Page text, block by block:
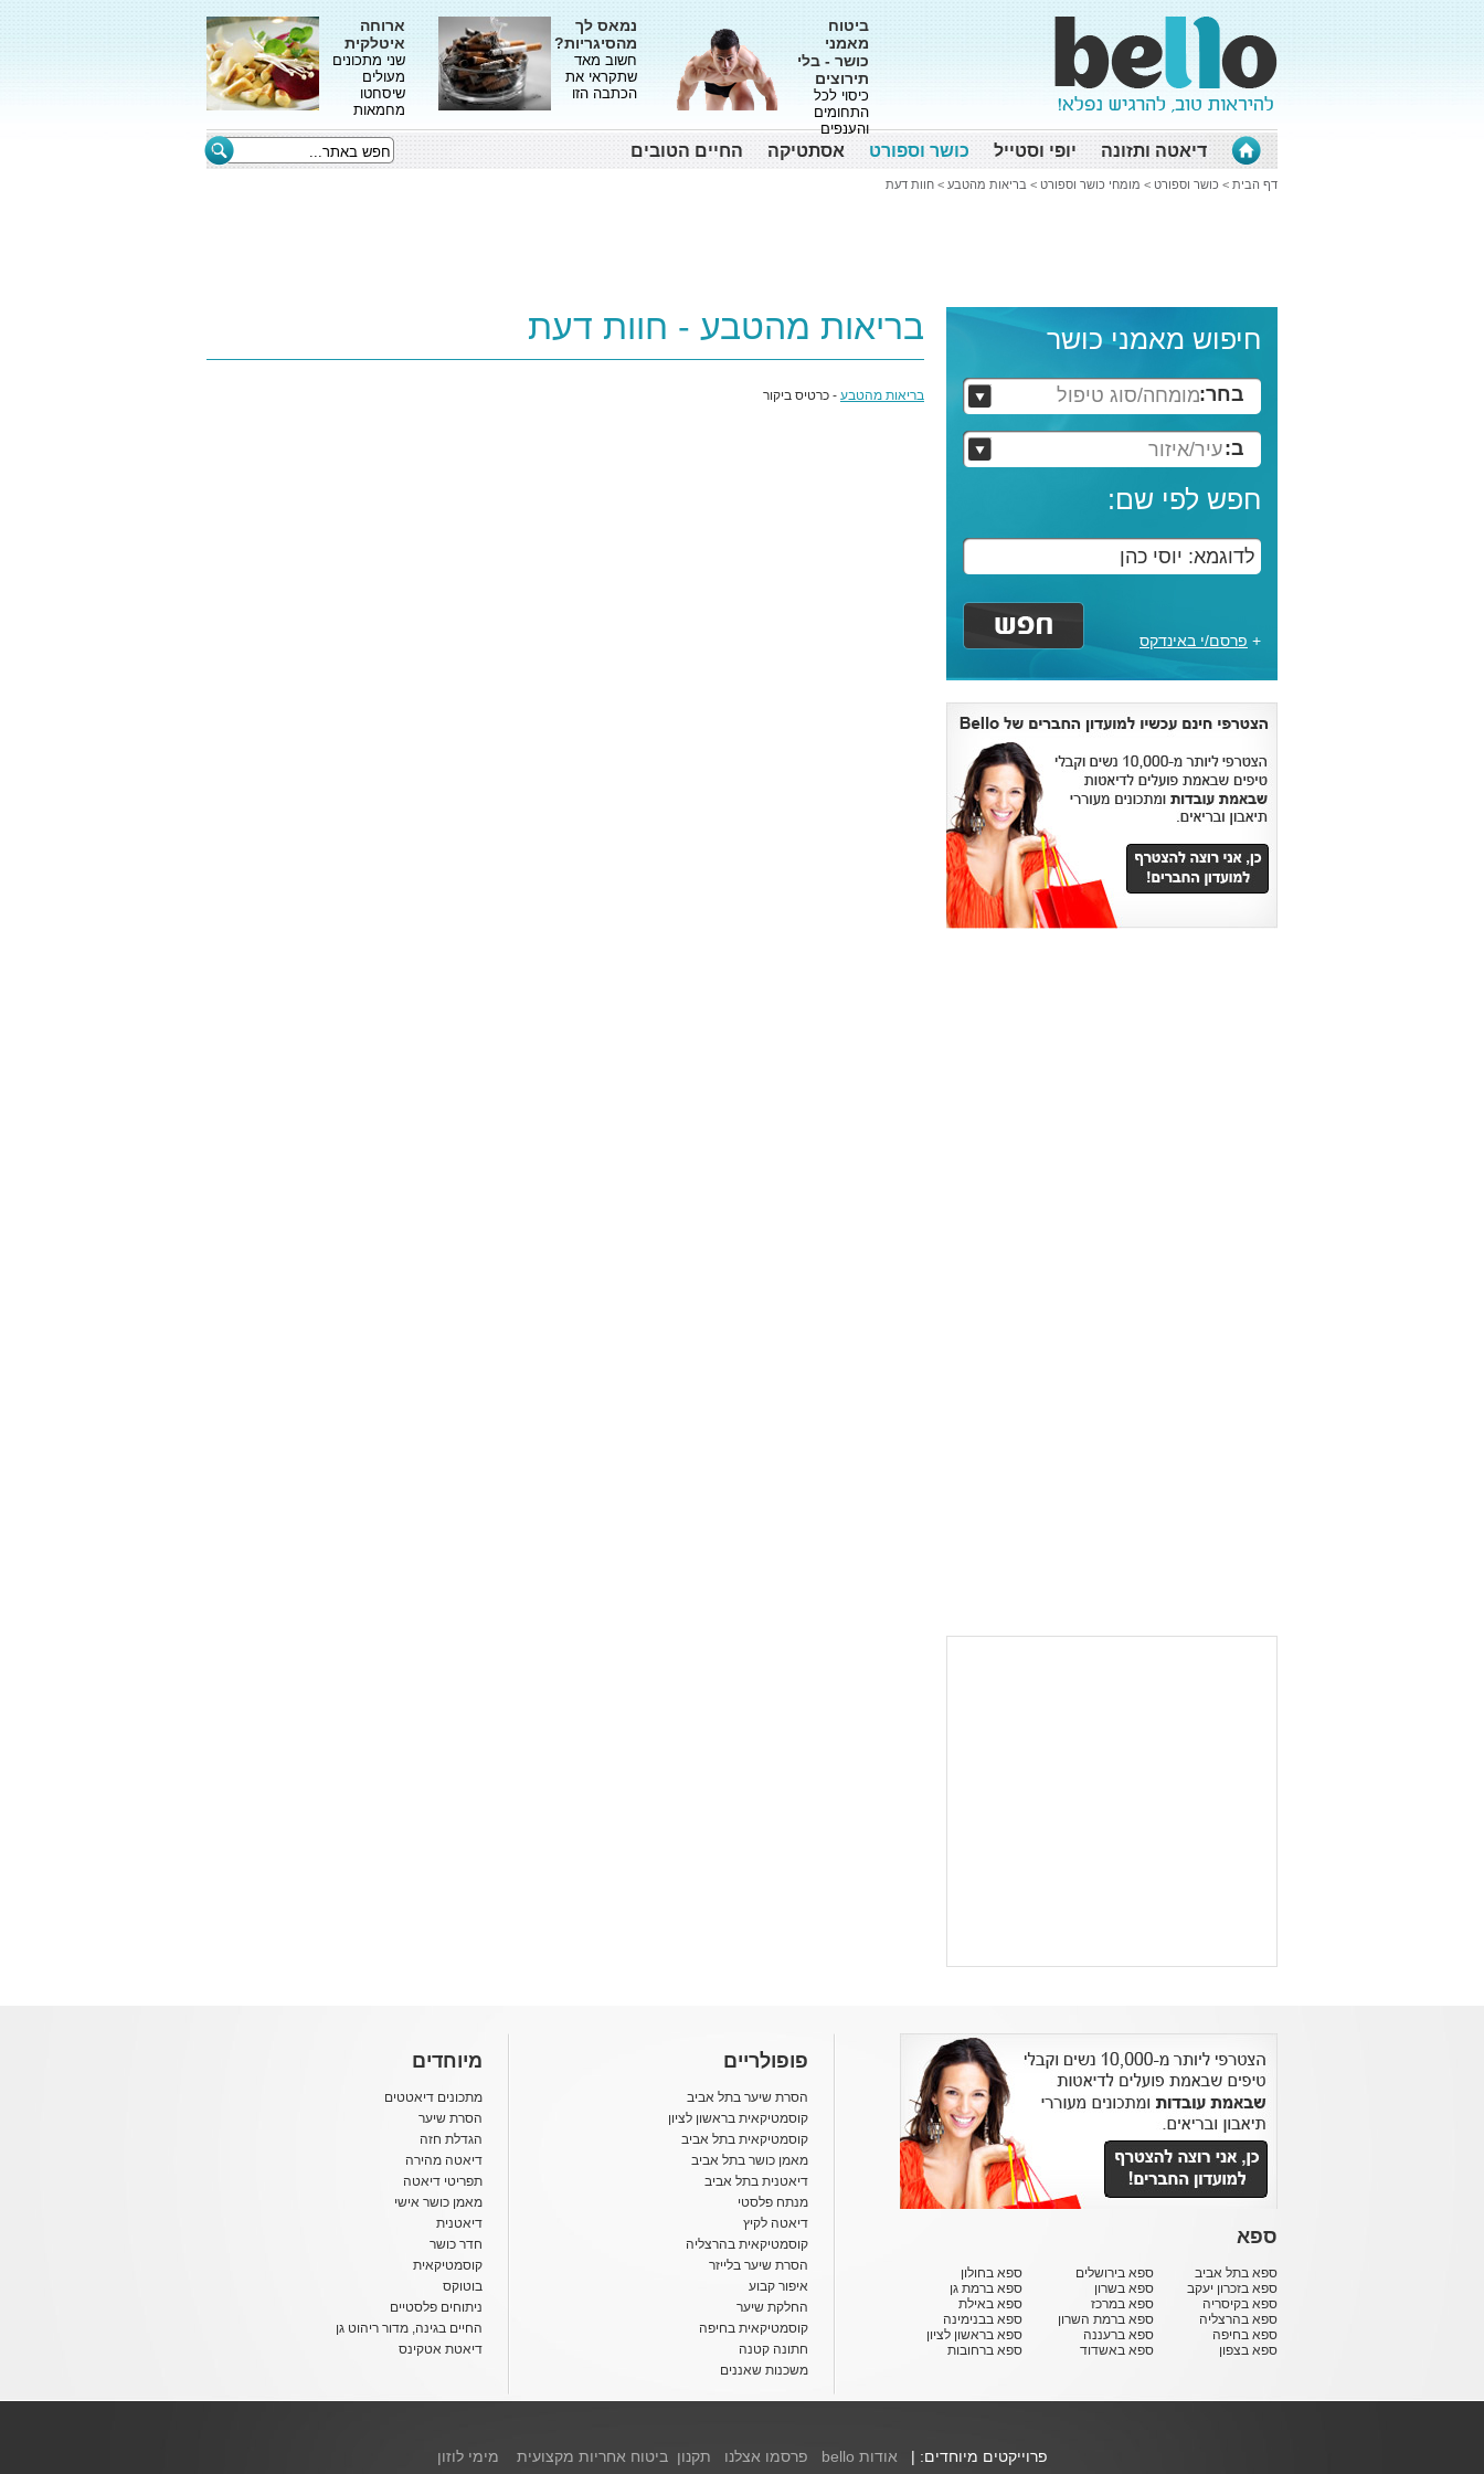
ביטוח
מאמני
כושר - בלי
תירוצים
כיסוי לכל
התחומים
והענפים
נמאס לך
מהסיגריות?
חשוב מאד
שתקראי את
הכתבה הזו
ארוחה
איטלקית
שני מתכונים
מעולים
שיסחטו
מחמאות
דיאטה ותזונה יופי וסטייל כושר וספורט אסתטיקה החיים הטובים
דף הבית > כושר וספורט > מומחי כושר וספורט > בריאות מהטבע > חוות דעת
חיפוש מאמני כושר
בחר:מומחה/סוג טיפול
ב:עיר/איזור
חפש לפי שם:
+ פרסם/י באינדקס
בריאות מהטבע - חוות דעת
בריאות מהטבע - כרטיס ביקור
ספא
ספא בתל אביב
ספא בזכרון יעקב
ספא בקיסריה
ספא בהרצליה
ספא בחיפה
ספא בצפון
ספא בירושלים
ספא בשרון
ספא במרכז
ספא ברמת השרון
ספא ברעננה
ספא באשדוד
ספא בחולון
ספא ברמת גן
ספא באילת
ספא בבנימינה
ספא בראשון לציון
ספא ברחובות
פופולריים
הסרת שיער בתל אביב
קוסמטיקאית בראשון לציון
קוסמטיקאית בתל אביב
מאמן כושר בתל אביב
דיאטנית בתל אביב
מנתח פלסטי
דיאטה לקיץ
קוסמטיקאית בהרצליה
הסרת שיער בלייזר
איפור קבוע
החלקת שיער
קוסמטיקאית בחיפה
חתונה קטנה
משכנות שאננים
מיוחדים
מתכונים דיאטטים
הסרת שיער
הגדלת חזה
דיאטה מהירה
תפריטי דיאטה
מאמן כושר אישי
דיאטנית
חדר כושר
קוסמטיקאית
בוטוקס
ניתוחים פלסטיים
החיים בגינה, מדור ריהוט גן
דיאטת אטקינס
פרוייקטים מיוחדים: | אודות bello פרסמו אצלנו תקנון ביטוח אחריות מקצועית מימי לוזון